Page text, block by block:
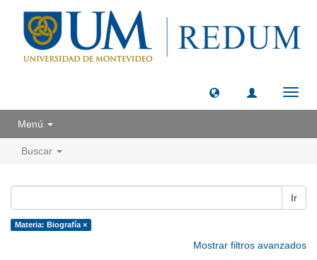
Menú
Buscar
Ir
Materia: Biografía ×
Mostrar filtros avanzados